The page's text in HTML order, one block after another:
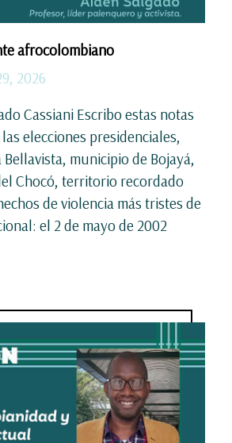
afrocolombiano
2026
Cassiani Escribo estas notas
elecciones presidenciales,
municipio de Bojayá,
Chocó, territorio recordado
de violencia más tristes de
el 2 de mayo de 2002